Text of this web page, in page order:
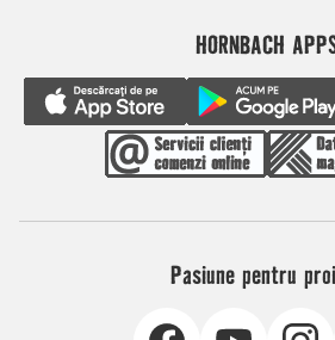
HORNBACH
Pasiune pentru